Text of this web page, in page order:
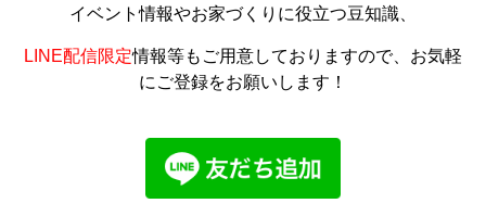
イベント情報やお家づくりに役立つ豆知識、
LINE配信限定情報等もご用意しておりますので、お気軽
にご登録をお願いします！